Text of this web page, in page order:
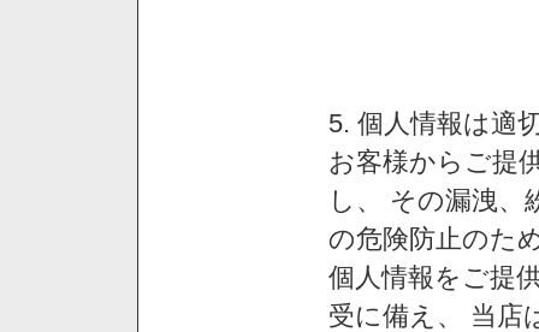
5. 個人情報は適
お客様からご提
し、 その漏洩、
の危険防止のた
個人情報をご提
受に備え、 当店